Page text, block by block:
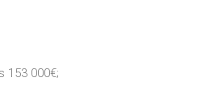
153 000€;